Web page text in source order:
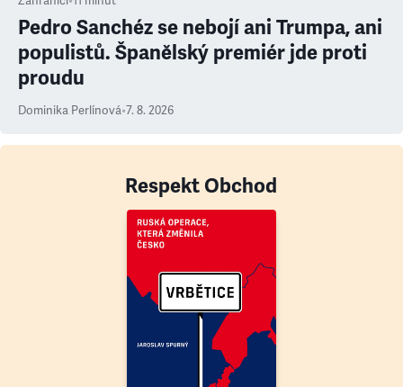
Pedro Sanchéz se nebojí ani Trumpa, ani
populistů. Španělský premiér jde proti
proudu
Dominika Perlínová•7. 8. 2026
Respekt Obchod